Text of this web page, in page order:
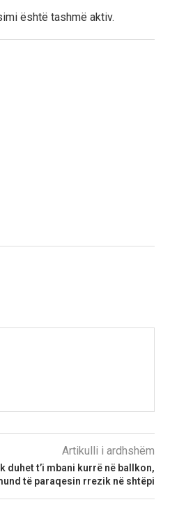
është tashmë aktiv.
Artikulli i ardhshëm
duhet t’i mbani kurrë në ballkon,
të paraqesin rrezik në shtëpi